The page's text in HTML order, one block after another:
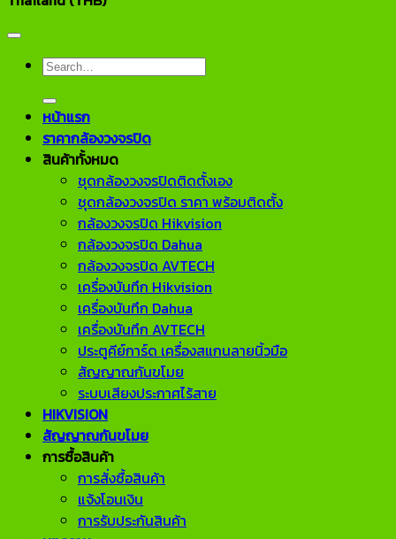
Search
หน้าแรก
ราคากล้องวงจรปิด
สินค้าทั้งหมด
ชุดกล้องวงจรปิดติดตั้งเอง
ชุดกล้องวงจรปิด ราคา พร้อมติดตั้ง
กล้องวงจรปิด Hikvision
กล้องวงจรปิด Dahua
กล้องวงจรปิด AVTECH
เครื่องบันทึก Hikvision
เครื่องบันทึก Dahua
เครื่องบันทึก AVTECH
ประตูคีย์การ์ด เครื่องสแกนลายนิ้วมือ
สัญญาณกันขโมย
ระบบเสียงประกาศไร้สาย
HIKVISION
สัญญาณกันขโมย
การซื้อสินค้า
การสั่งซื้อสินค้า
แจ้งโอนเงิน
การรับประกันสินค้า